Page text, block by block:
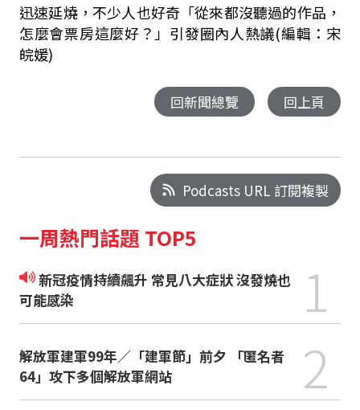
迅速延燒，不少人也好奇「從來都沒聽過的作品，
怎麼會票房這麼好？」引發圈內人熱議(編輯：宋
皖媛)
回新聞總覽 回上頁
Podcasts URL 訂閱複製
一周熱門話題 TOP5
新冠疫情持續飆升 常見八大症狀 沒發燒也
可能感染
1
解放軍建軍99年／「建軍節」前夕 「匿名者
64」攻下多個解放軍網站
2